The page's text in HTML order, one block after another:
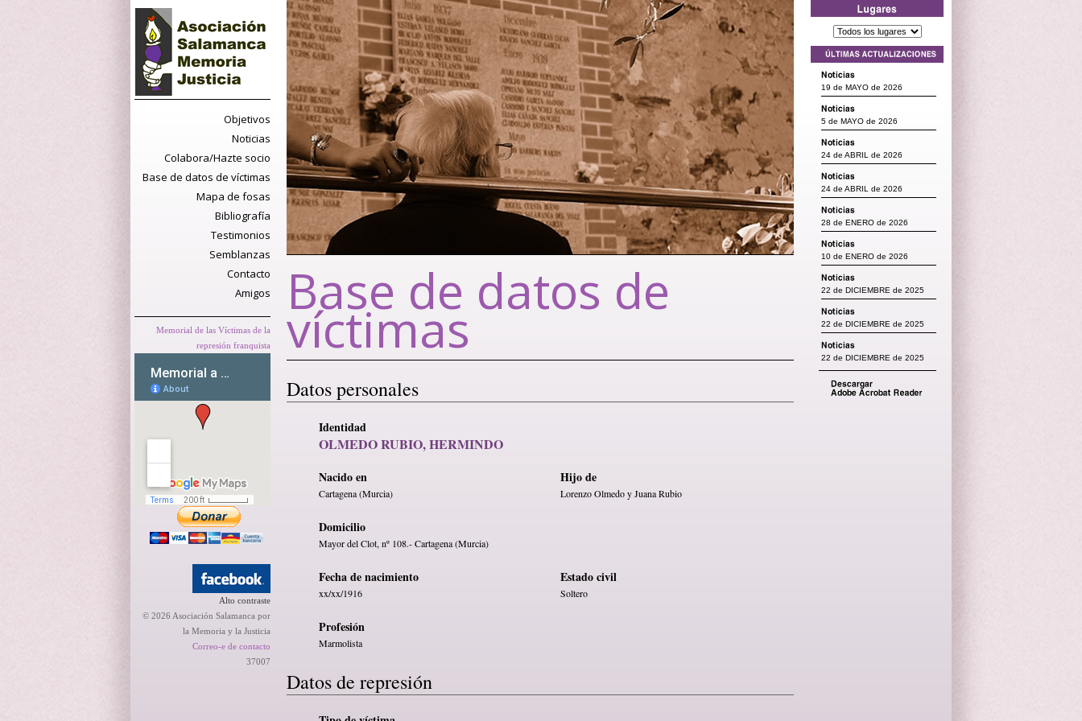
Objetivos
Noticias
Colabora/Hazte socio
Base de datos de víctimas
Mapa de fosas
Bibliografía
Testimonios
Semblanzas
Contacto
Amigos
Memorial de las Víctimas de la
represión franquista
Alto contraste
© 2026 Asociación Salamanca por
la Memoria y la Justicia
Correo-e de contacto
37007
Base de datos de
víctimas
Datos personales
Identidad
OLMEDO RUBIO, HERMINDO
Nacido en Hijo de
Cartagena (Murcia) Lorenzo Olmedo y Juana Rubio
Domicilio
Mayor del Clot, nº 108.- Cartagena (Murcia)
Fecha de nacimiento Estado civil
xx/xx/1916 Soltero
Profesión
Marmolista
Datos de represión
19 de MAYO de 2026
5 de MAYO de 2026
24 de ABRIL de 2026
24 de ABRIL de 2026
28 de ENERO de 2026
10 de ENERO de 2026
22 de DICIEMBRE de 2025
22 de DICIEMBRE de 2025
22 de DICIEMBRE de 2025